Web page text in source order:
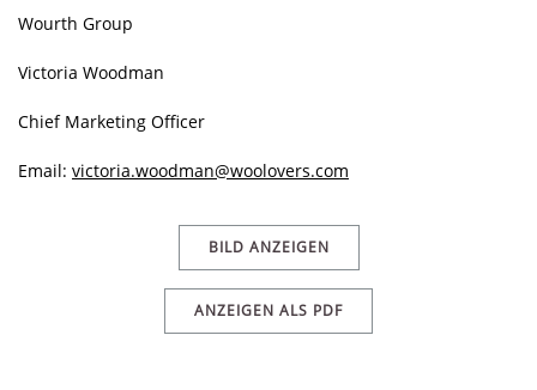
Wourth Group
Victoria Woodman
Chief Marketing Officer
Email: victoria.woodman@woolovers.com
BILD ANZEIGEN
ANZEIGEN ALS PDF